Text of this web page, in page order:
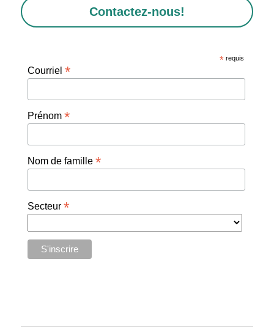
Contactez-nous!
* requis
Courriel*
Prénom*
Nom de famille*
Secteur*